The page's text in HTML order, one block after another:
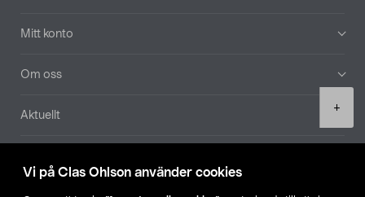
Vi på Clas Ohlson använder cookies
+
Mitt konto
Om oss
Aktuellt